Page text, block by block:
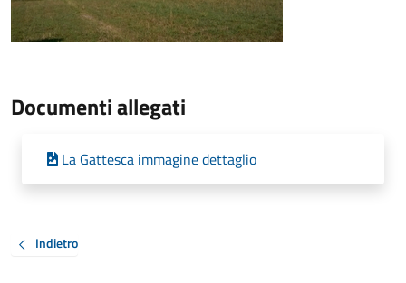
Documenti allegati
La Gattesca immagine dettaglio
Indietro